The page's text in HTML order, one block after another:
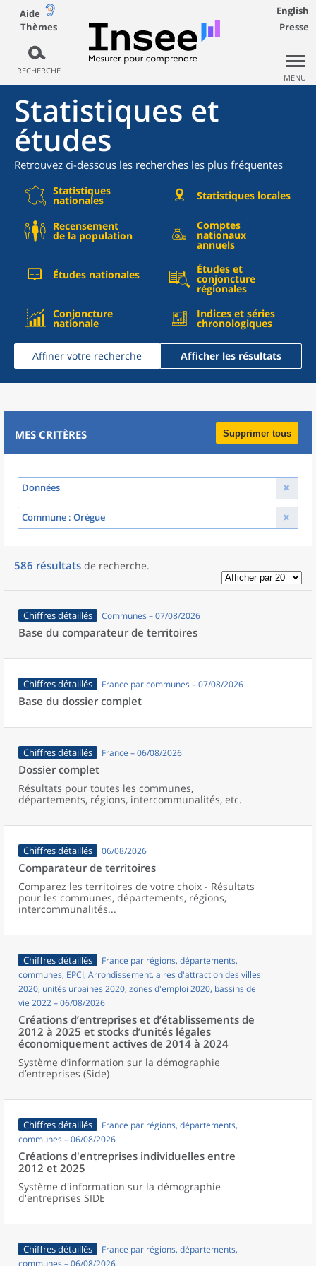
Aide
Thèmes
RECHERCHE
English
Presse
MENU
Statistiques et
études
Retrouvez ci-dessous les recherches les plus fréquentes
Statistiques
nationales Statistiques locales
Recensement
de la population
Comptes
nationaux
annuels
Études nationales Études et
conjoncture
régionales
Conjoncture
nationale
Indices et séries
chronologiques
Affiner votre recherche Afficher les résultats
MES CRITÈRES Supprimer tous
Données
Commune : Orègue
586 résultats de recherche.
Chiffres détaillés Communes – 07/08/2026
Base du comparateur de territoires
Chiffres détaillés France par communes – 07/08/2026
Base du dossier complet
Chiffres détaillés France – 06/08/2026
Dossier complet
Résultats pour toutes les communes,
départements, régions, intercommunalités, etc.
Chiffres détaillés 06/08/2026
Comparateur de territoires
Comparez les territoires de votre choix - Résultats
pour les communes, départements, régions,
intercommunalités...
Chiffres détaillés
France par régions, départements,
communes, EPCI, Arrondissement, aires d'attraction des villes
2020, unités urbaines 2020, zones d'emploi 2020, bassins de
vie 2022 – 06/08/2026
Créations d’entreprises et d’établissements de
2012 à 2025 et stocks d’unités légales
économiquement actives de 2014 à 2024
Système d’information sur la démographie
d’entreprises (Side)
Chiffres détaillés
France par régions, départements,
communes – 06/08/2026
Créations d'entreprises individuelles entre
2012 et 2025
Système d'information sur la démographie
d'entreprises SIDE
Chiffres détaillés
France par régions, départements,
communes – 06/08/2026